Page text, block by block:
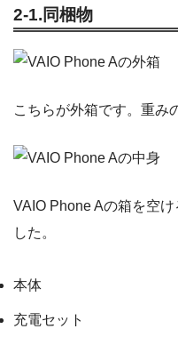
2-1.同梱物
こちらが外箱です。重み
VAIO Phone Aの箱を空
した。
本体
充電セット